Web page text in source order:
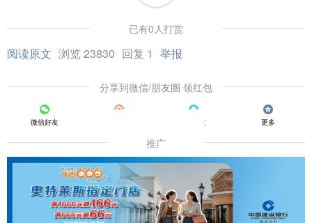
已有0人打赏
阅读原文 浏览 23830 回复 1 举报
分享到微信/朋友圈 领红包
微信好友 QQ好友 更多
推广